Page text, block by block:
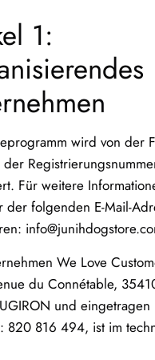
1:
wird von der
der
Für weitere
der folgenden E-Mail-
We Love
du Connétable,
und eingetragen
820 816 494, ist im